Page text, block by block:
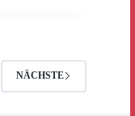
NÄCHSTE